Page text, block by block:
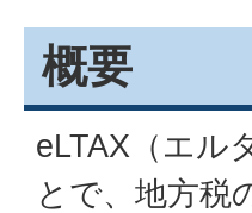
概要
eLTAX（エル
とで、地方税